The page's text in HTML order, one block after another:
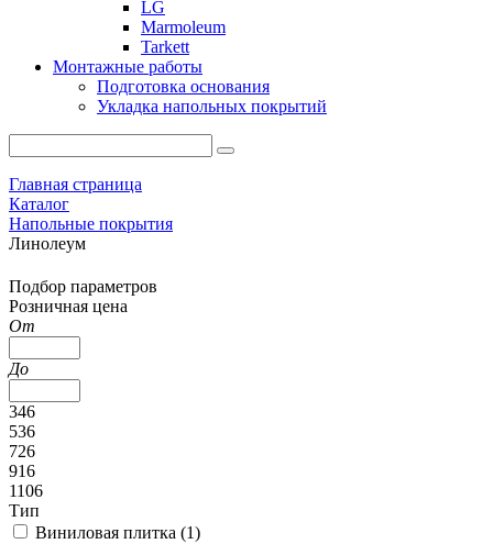
LG
Marmoleum
Tarkett
Монтажные работы
Подготовка основания
Укладка напольных покрытий
Главная страница
Каталог
Напольные покрытия
Линолеум
Подбор параметров
Розничная цена
От
До
346
536
726
916
1106
Тип
Виниловая плитка (1)